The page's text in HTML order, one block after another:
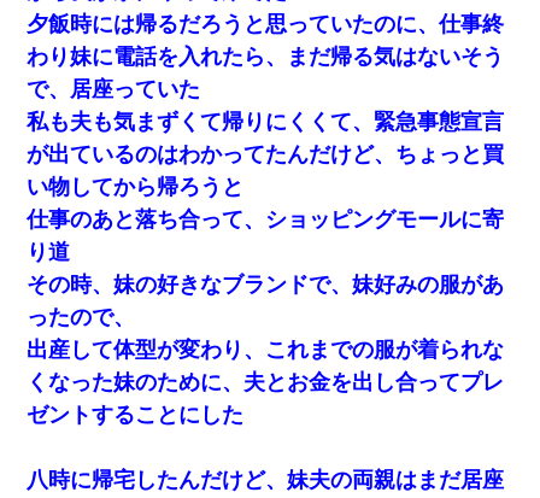
だけど卒業を控えた年の1月末、車にひかれて看護師になれ
なくなった。
彼女(美人女医)にネックレスをプレゼント。「こんな安物を
渡すくらいなら、渡さないほうがマシだからね」→ ６０万
したと話したら・・・
我が家のガレージに見知らぬ車。俺「もしもし、玄関にも
シャッターリモコンあるだろ？DOWNのボタン押してｗ」
→ 待つこと１時間弱・・・
【考察】兄嫁急死の1年後、兄が引越すというので手伝いに
行ったら下着が入った引き出しの奥にとんでもないモノを
見つけた
【驚愕】5000円でＪＫと行為してきたが後悔しかない…
夕飯時には帰るだろうと思っていたのに、仕事終
わり妹に電話を入れたら、まだ帰る気はないそう
で、居座っていた
私も夫も気まずくて帰りにくくて、緊急事態宣言
が出ているのはわかってたんだけど、ちょっと買
い物してから帰ろうと
仕事のあと落ち合って、ショッピングモールに寄
り道
その時、妹の好きなブランドで、妹好みの服があ
ったので、
出産して体型が変わり、これまでの服が着られな
くなった妹のために、夫とお金を出し合ってプレ
ゼントすることにした
八時に帰宅したんだけど、妹夫の両親はまだ居座